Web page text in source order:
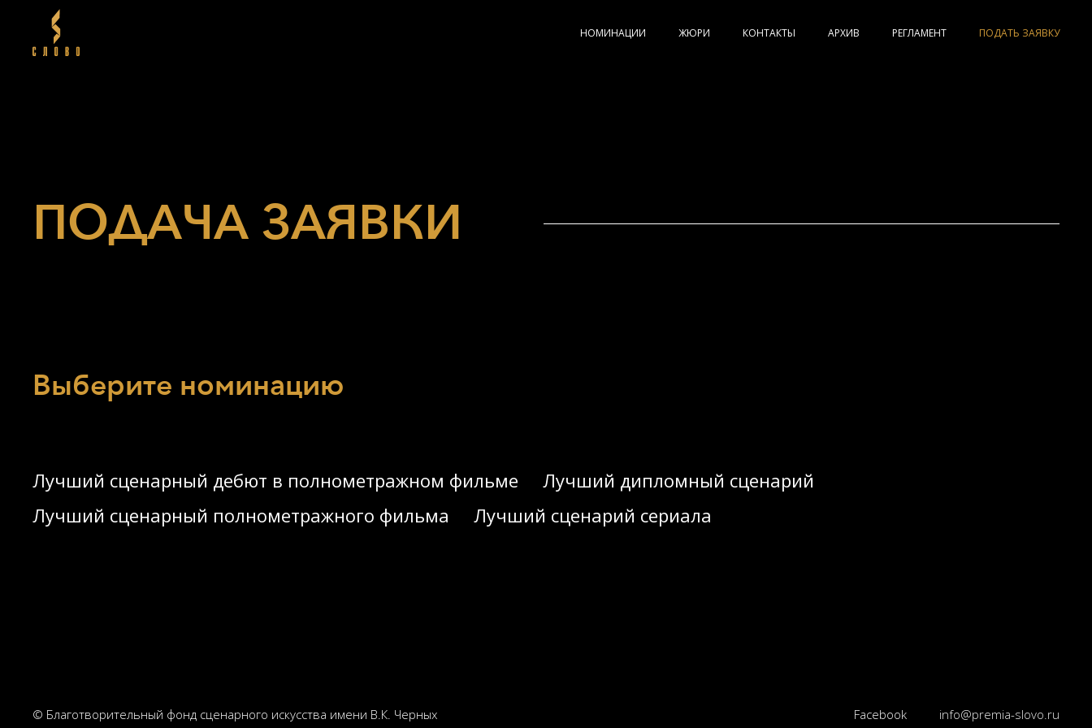
НОМИНАЦИИ ЖЮРИ КОНТАКТЫ АРХИВ РЕГЛАМЕНТ ПОДАТЬ ЗАЯВКУ
ПОДАЧА ЗАЯВКИ
Выберите номинацию
Лучший сценарный дебют в полнометражном фильме
Лучший дипломный сценарий
Лучший сценарный полнометражного фильма
Лучший сценарий сериала
© Благотворительный фонд сценарного искусства имени В.К. Черных Facebook info@premia-slovo.ru